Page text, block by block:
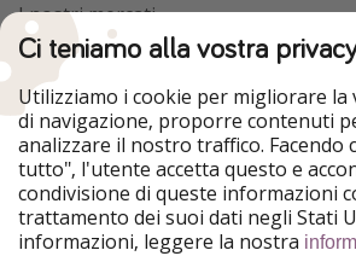
I nostri mercati
HolidayPirates
WakacyjniPiraci
Ferienpiraten
Urlaubspiraten
TravelPirates
Il nostro gruppo
HolidayPirates Group
Ci teniamo alla vostra
Utilizziamo i cookie per migliorare la
di navigazione, proporre contenuti
analizzare il nostro traffico. Facendo
tutto", l'utente accetta questo e
condivisione di queste informazioni
trattamento dei suoi dati negli Stati
informazioni, leggere la nostra